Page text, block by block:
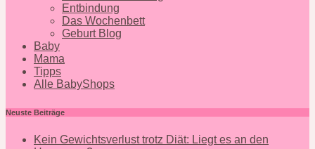
Entbindung
Das Wochenbett
Geburt Blog
Baby
Mama
Tipps
Alle BabyShops
Neuste Beiträge
Kein Gewichtsverlust trotz Diät: Liegt es an den